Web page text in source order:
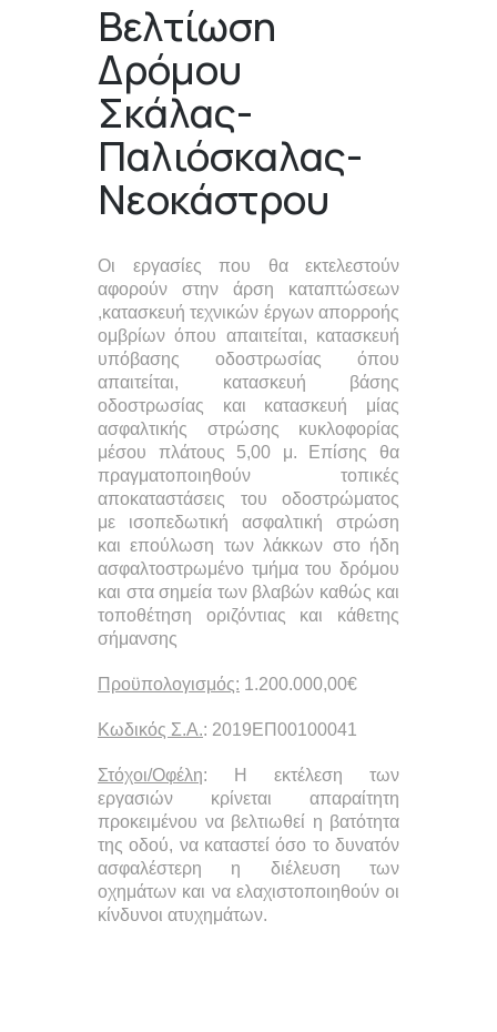
Βελτίωση
Δρόμου
Σκάλας-
Παλιόσκαλας-
Νεοκάστρου
Οι εργασίες που θα εκτελεστούν
αφορούν στην άρση καταπτώσεων
,κατασκευή τεχνικών έργων απορροής
ομβρίων όπου απαιτείται, κατασκευή
υπόβασης οδοστρωσίας όπου
απαιτείται, κατασκευή βάσης
οδοστρωσίας και κατασκευή μίας
ασφαλτικής στρώσης κυκλοφορίας
μέσου πλάτους 5,00 μ. Επίσης θα
πραγματοποιηθούν τοπικές
αποκαταστάσεις του οδοστρώματος
με ισοπεδωτική ασφαλτική στρώση
και επούλωση των λάκκων στο ήδη
ασφαλτοστρωμένο τμήμα του δρόμου
και στα σημεία των βλαβών καθώς και
τοποθέτηση οριζόντιας και κάθετης
σήμανσης
Προϋπολογισμός: 1.200.000,00€
Κωδικός Σ.Α.: 2019ΕΠ00100041
Στόχοι/Οφέλη: Η εκτέλεση των
εργασιών κρίνεται απαραίτητη
προκειμένου να βελτιωθεί η βατότητα
της οδού, να καταστεί όσο το δυνατόν
ασφαλέστερη η διέλευση των
οχημάτων και να ελαχιστοποιηθούν οι
κίνδυνοι ατυχημάτων.